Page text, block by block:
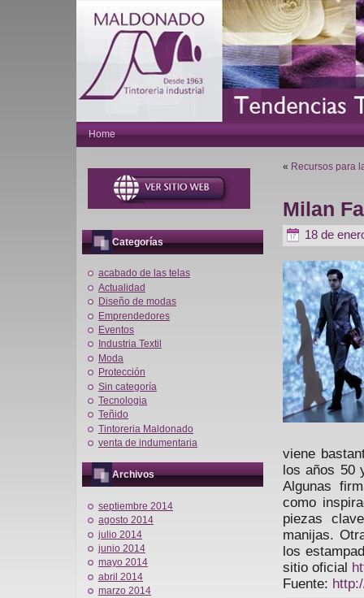
Home
Categorías
acabado de las telas
Actualidad
Diseño de modas
Emprendedores
Eventos
Industria Textil
Moda
Protección
Sin categoría
Tecnologia
Teñido
Tintoreria Maldonado
venta de indumentaria
Archivos
septiembre 2014
agosto 2014
julio 2014
junio 2014
mayo 2014
abril 2014
marzo 2014
« Recursos para
Milan
18 de
viene
los años 50
Algunas
como
piezas
manijas.
los
sitio oficial
Fuente: